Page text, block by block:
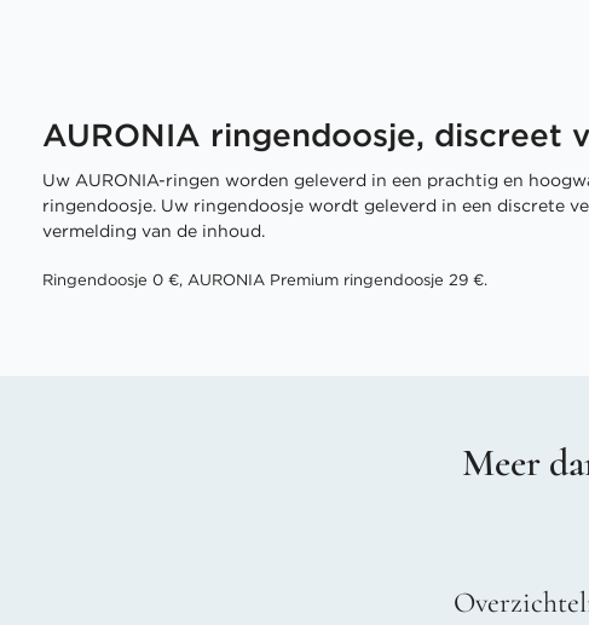
AURONIA ringendoosje, discreet
Uw AURONIA-ringen worden geleverd in een prachtig en
ringendoosje. Uw ringendoosje wordt geleverd in een discrete
vermelding van de inhoud.
Ringendoosje 0 €, AURONIA Premium ringendoosje 29 €.
Meer